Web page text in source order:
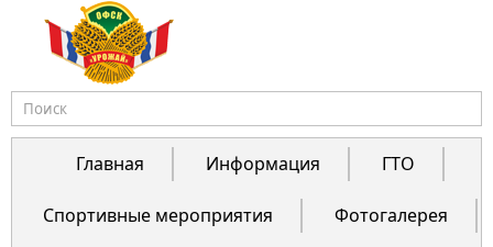
Форма поиска
Главная
Информация ГТО
Спортивные мероприятия Фотогалерея